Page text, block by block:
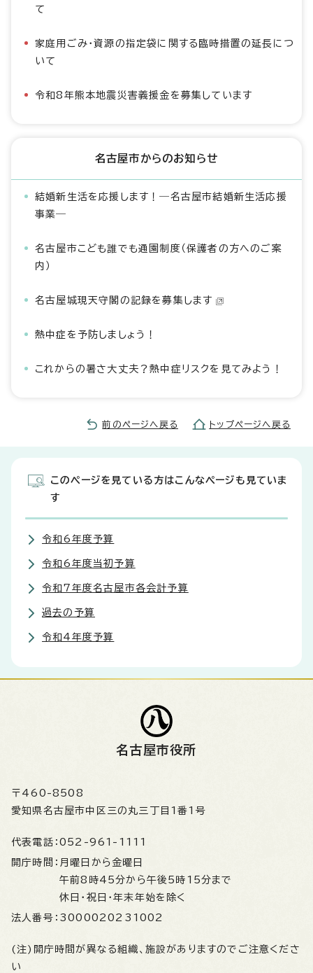
て
家庭用ごみ・資源の指定袋に関する臨時措置の延長につ
いて
令和8年熊本地震災害義援金を募集しています
名古屋市からのお知らせ
結婚新生活を応援します！―名古屋市結婚新生活応援
事業―
名古屋市こども誰でも通園制度（保護者の方へのご案
内）
名古屋城現天守閣の記録を募集します
熱中症を予防しましょう！
これからの暑さ大丈夫？熱中症リスクを見てみよう！
前のページへ戻る トップページへ戻る
このページを見ている方はこんなページも見ていま
す
令和6年度予算
令和6年度当初予算
令和7年度名古屋市各会計予算
過去の予算
令和4年度予算
名古屋市役所
〒460-8508
愛知県名古屋市中区三の丸三丁目1番1号
代表電話： 052-961-1111
開庁時間： 月曜日から金曜日
午前8時45分から午後5時15分まで
休日・祝日・年末年始を除く
法人番号： 3000020231002
(注)開庁時間が異なる組織、施設がありますのでご注意くださ
い